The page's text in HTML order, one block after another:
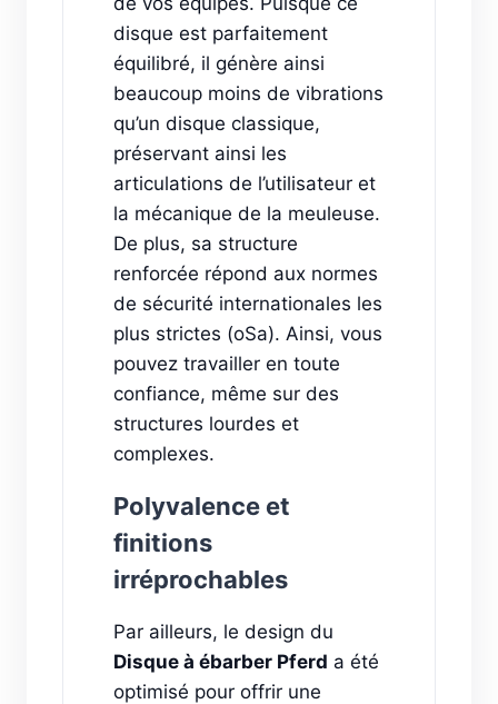
disque est parfaitement
équilibré, il génère ainsi
beaucoup moins de vibrations
qu’un disque classique,
préservant ainsi les
articulations de l’utilisateur et
la mécanique de la meuleuse.
De plus, sa structure
renforcée répond aux normes
de sécurité internationales les
plus strictes (oSa). Ainsi, vous
pouvez travailler en toute
confiance, même sur des
structures lourdes et
complexes.
Polyvalence et
finitions
irréprochables
Par ailleurs, le design du
Disque à ébarber Pferd a été
optimisé pour offrir une